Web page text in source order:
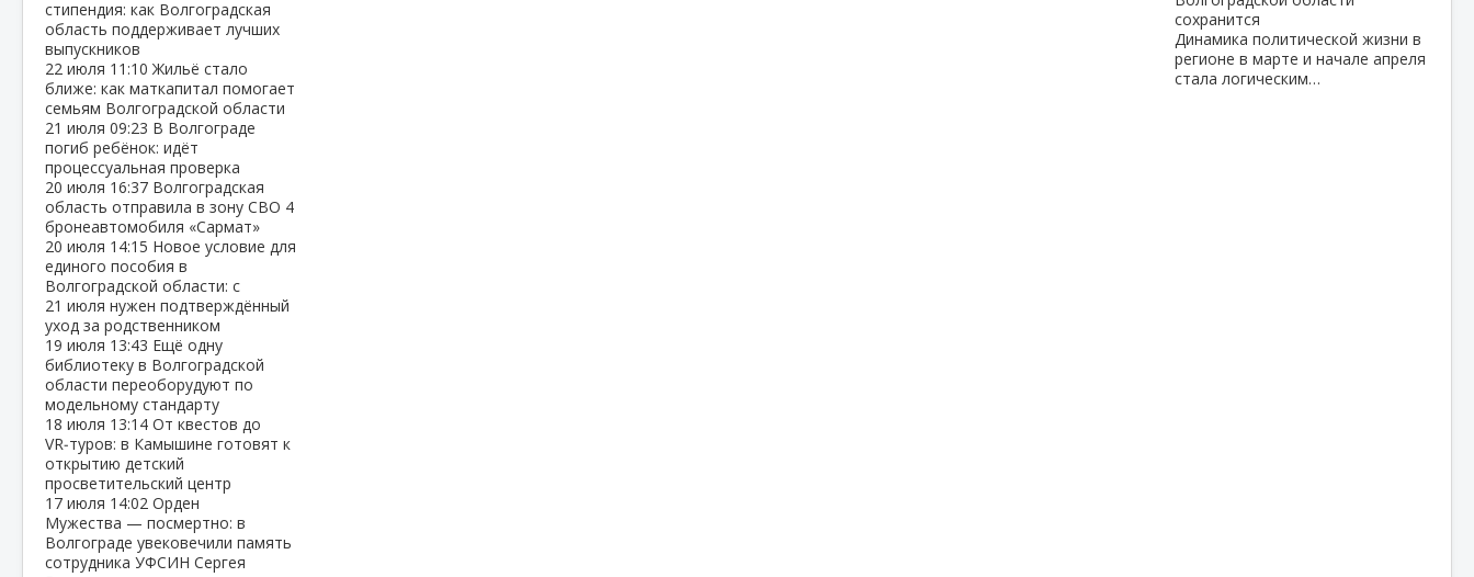
стипендия: как Волгоградская
область поддерживает лучших
выпускников
22 июля 11:10Жильё стало
ближе: как маткапитал помогает
семьям Волгоградской области
21 июля 09:23 В Волгограде
погиб ребёнок: идёт
процессуальная проверка
20 июля 16:37 Волгоградская
область отправила в зону СВО 4
бронеавтомобиля «Сармат»
20 июля 14:15 Новое условие для
единого пособия в
Волгоградской области: с
21 июля нужен подтверждённый
уход за родственником
19 июля 13:43 Ещё одну
библиотеку в Волгоградской
области переоборудуют по
модельному стандарту
18 июля 13:14 От квестов до
VR‑туров: в Камышине готовят к
открытию детский
просветительский центр
17 июля 14:02 Орден
Мужества — посмертно: в
Волгограде увековечили память
сотрудника УФСИН Сергея
Динамика политической жизни в
регионе в марте и начале апреля
стала логическим…